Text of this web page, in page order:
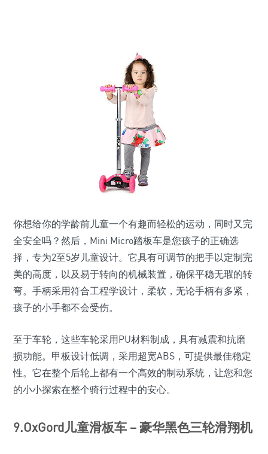
你想给你的学龄前儿童一个有趣而轻松的运动，同时又完
全安全吗？然后，Mini Micro踏板车是您孩子的正确选
择，专为2至5岁儿童设计。它具有可调节的把手以定制完
美的高度，以及易于转向的机械装置，确保平稳无瑕的转
弯。手柄采用符合工程学设计，柔软，无论手柄有多紧，
孩子的小手都不会受伤。
至于车轮，这些车轮采用PU材料制成，具有减震和抗磨
损功能。甲板设计低调，采用超宽ABS，可提供最佳稳定
性。它在整个后轮上都有一个高效的制动系统，让您和您
的小小探索在整个骑行过程中的安心。
9.OxGord儿童滑板车 – 豪华黑色三轮滑翔机